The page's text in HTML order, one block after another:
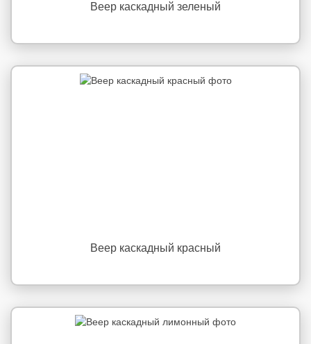
Веер каскадный зеленый
Веер каскадный красный